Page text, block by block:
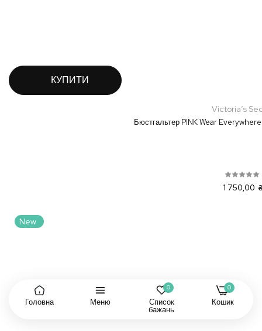
КУПИТИ
Victoria’s
Бюстгальтер PINK Wear
1 750,00 ₴
New
Головна Меню
0
Список
бажань
0
Кошик